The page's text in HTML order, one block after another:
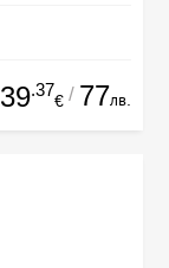
39.37
€ / 77лв.